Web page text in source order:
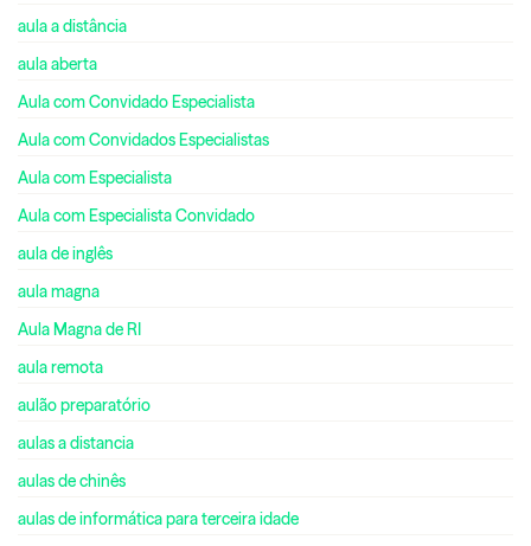
aula a distância
aula aberta
Aula com Convidado Especialista
Aula com Convidados Especialistas
Aula com Especialista
Aula com Especialista Convidado
aula de inglês
aula magna
Aula Magna de RI
aula remota
aulão preparatório
aulas a distancia
aulas de chinês
aulas de informática para terceira idade